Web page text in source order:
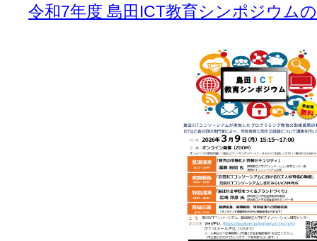
令和7年度 島田ICT教育シンポジウム